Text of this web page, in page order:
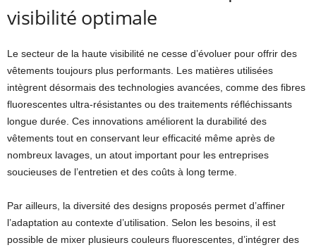
visibilité optimale
Le secteur de la haute visibilité ne cesse d’évoluer pour offrir des
vêtements toujours plus performants. Les matières utilisées
intègrent désormais des technologies avancées, comme des fibres
fluorescentes ultra-résistantes ou des traitements réfléchissants
longue durée. Ces innovations améliorent la durabilité des
vêtements tout en conservant leur efficacité même après de
nombreux lavages, un atout important pour les entreprises
soucieuses de l’entretien et des coûts à long terme.
Par ailleurs, la diversité des designs proposés permet d’affiner
l’adaptation au contexte d’utilisation. Selon les besoins, il est
possible de mixer plusieurs couleurs fluorescentes, d’intégrer des